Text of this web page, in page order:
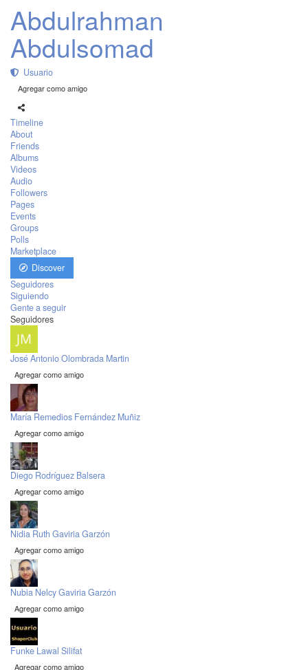
Abdulrahman
Abdulsomad
Usuario
Agregar como amigo
Timeline
About
Friends
Albums
Videos
Audio
Followers
Pages
Events
Groups
Polls
Marketplace
Discover
Seguidores
Siguiendo
Gente a seguir
Seguidores
José Antonio Olombrada Martin
Agregar como amigo
María Remedios Fernández Muñiz
Agregar como amigo
Diego Rodríguez Balsera
Agregar como amigo
Nidia Ruth Gaviria Garzón
Agregar como amigo
Nubia Nelcy Gaviria Garzón
Agregar como amigo
Funke Lawal Silifat
Agregar como amigo